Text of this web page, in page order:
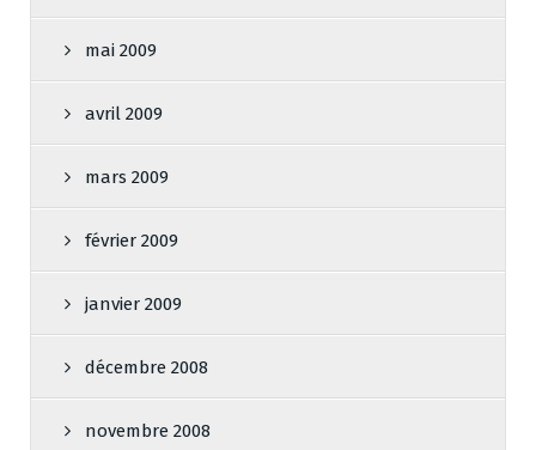
mai 2009
avril 2009
mars 2009
février 2009
janvier 2009
décembre 2008
novembre 2008